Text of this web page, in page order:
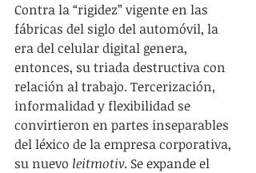
Contra la “rigidez” vigente en las
fábricas del siglo del automóvil, la
era del celular digital genera,
entonces, su triada destructiva con
relación al trabajo. Tercerización,
informalidad y flexibilidad se
convirtieron en partes inseparables
del léxico de la empresa corporativa,
su nuevo leitmotiv. Se expande el